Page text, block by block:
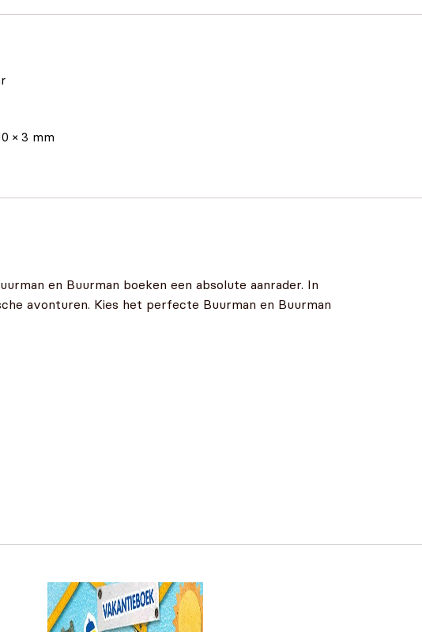
× 3 mm
en Buurman boeken een absolute aanrader. In
avonturen. Kies het perfecte Buurman en Buurman